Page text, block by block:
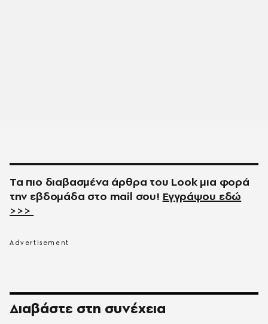
Τα πιο διαβασμένα άρθρα του Look μια φορά
την εβδομάδα στο mail σου! Εγγράψου εδώ
>>>
Διαβάστε στη συνέχεια